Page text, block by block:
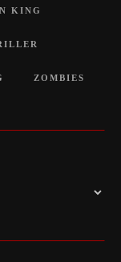
KING
ZOMBIES